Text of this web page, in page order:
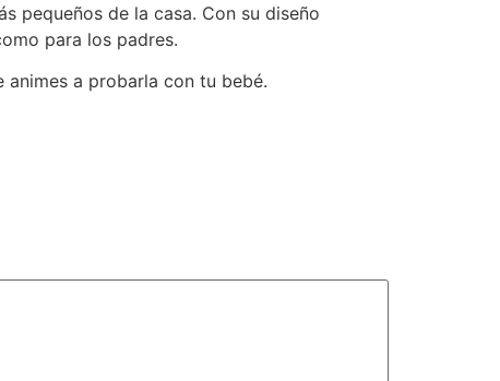
pequeños de la casa. Con su diseño
para los padres.
a probarla con tu bebé.